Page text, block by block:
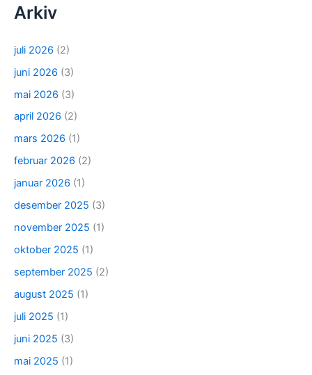
Arkiv
juli 2026 (2)
juni 2026 (3)
mai 2026 (3)
april 2026 (2)
mars 2026 (1)
februar 2026 (2)
januar 2026 (1)
desember 2025 (3)
november 2025 (1)
oktober 2025 (1)
september 2025 (2)
august 2025 (1)
juli 2025 (1)
juni 2025 (3)
mai 2025 (1)